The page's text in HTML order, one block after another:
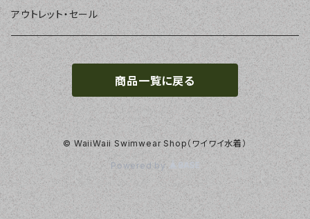
ラッシュガード、ジャケット
2点セット
4点セット
3点セット
アクセサリー
MILSQUR
Sweet Flavor
LIP SERVICE
EMODA
Pinky&Dianne
フリー
7号
9号
M
11号
L13号
アウトレット・セール
商品一覧に戻る
© WaiiWaii Swimwear Shop（ワイワイ水着）
Powered by